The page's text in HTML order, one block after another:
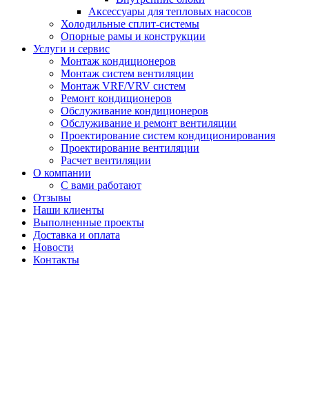
Аксессуары для тепловых насосов
Холодильные сплит-системы
Опорные рамы и конструкции
Услуги и сервис
Монтаж кондиционеров
Монтаж систем вентиляции
Монтаж VRF/VRV систем
Ремонт кондиционеров
Обслуживание кондиционеров
Обслуживание и ремонт вентиляции
Проектирование систем кондиционирования
Проектирование вентиляции
Расчет вентиляции
О компании
С вами работают
Отзывы
Наши клиенты
Выполненные проекты
Доставка и оплата
Новости
Контакты